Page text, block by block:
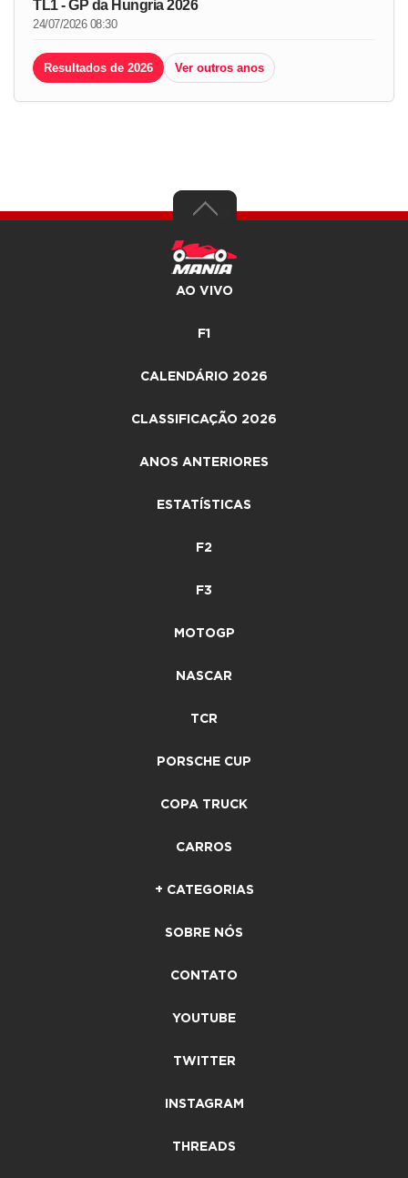
TL1 - GP da Hungria 2026
24/07/2026 08:30
Resultados de 2026 Ver outros anos
AO VIVO
F1
CALENDÁRIO 2026
CLASSIFICAÇÃO 2026
ANOS ANTERIORES
ESTATÍSTICAS
F2
F3
MOTOGP
NASCAR
TCR
PORSCHE CUP
COPA TRUCK
CARROS
+ CATEGORIAS
SOBRE NÓS
CONTATO
YOUTUBE
TWITTER
INSTAGRAM
THREADS